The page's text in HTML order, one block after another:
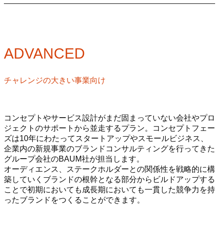
ADVANCED
チャレンジの大きい事業向け
コンセプトやサービス設計がまだ固まっていない会社やプロ
ジェクトのサポートから並走するプラン。コンセプトフェー
ズは10年にわたってスタートアップやスモールビジネス、
企業内の新規事業のブランドコンサルティングを行ってきた
グループ会社のBAUM社が担当します。
オーディエンス、ステークホルダーとの関係性を戦略的に構
築していくブランドの根幹となる部分からビルドアップする
ことで初期においても成長期においても一貫した競争力を持
ったブランドをつくることができます。